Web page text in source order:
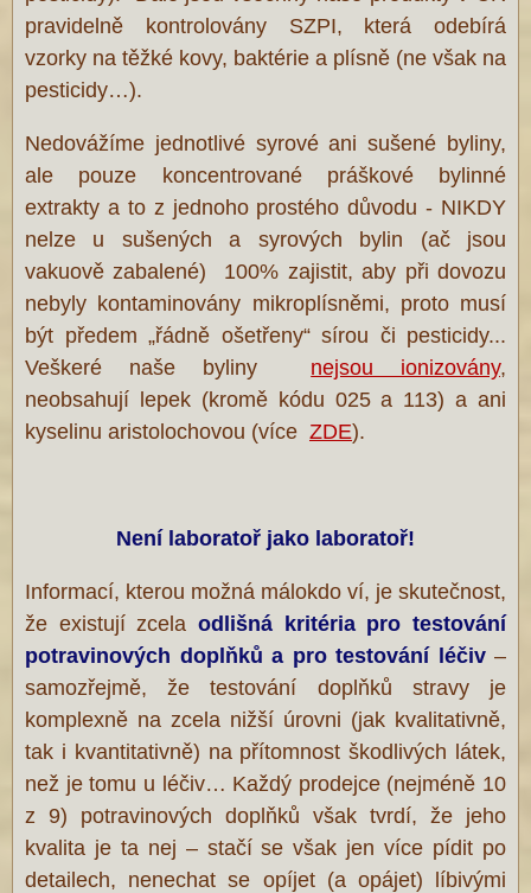
pravidelně kontrolovány SZPI, která odebírá
vzorky na těžké kovy, baktérie a plísně (ne však na
pesticidy…).
Nedovážíme jednotlivé syrové ani sušené byliny,
ale pouze koncentrované práškové bylinné
extrakty a to z jednoho prostého důvodu - NIKDY
nelze u sušených a syrových bylin (ač jsou
vakuově zabalené) 100% zajistit, aby při dovozu
nebyly kontaminovány mikroplísněmi, proto musí
být předem „řádně ošetřeny“ sírou či pesticidy...
Veškeré naše byliny nejsou ionizovány,
neobsahují lepek (kromě kódu 025 a 113) a ani
kyselinu aristolochovou (více ZDE).
Není laboratoř jako laboratoř!
Informací, kterou možná málokdo ví, je skutečnost,
že existují zcela odlišná kritéria pro testování
potravinových doplňků a pro testování
léčiv –
samozřejmě, že testování doplňků stravy je
komplexně na zcela nižší úrovni (jak kvalitativně,
tak i kvantitativně) na přítomnost škodlivých látek,
než je tomu u léčiv… Každý prodejce (nejméně 10
z 9) potravinových doplňků však tvrdí, že jeho
kvalita je ta nej – stačí se však jen více pídit po
detailech, nenechat se opíjet (a opájet) líbivými